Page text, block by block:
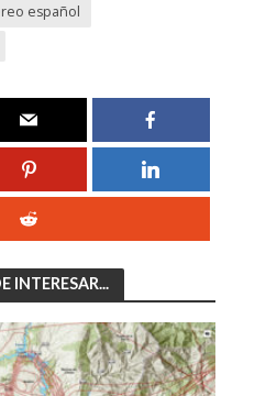
español
INTERESAR...